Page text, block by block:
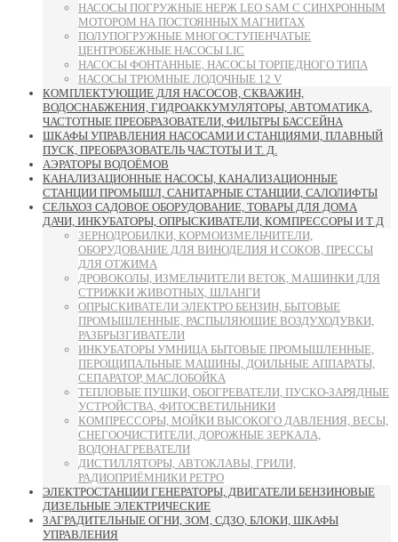
НАСОСЫ ПОГРУЖНЫЕ НЕРЖ LEO SAM С СИНХРОННЫМ
МОТОРОМ НА ПОСТОЯННЫХ МАГНИТАХ
ПОЛУПОГРУЖНЫЕ МНОГОСТУПЕНЧАТЫЕ
ЦЕНТРОБЕЖНЫЕ НАСОСЫ LIC
НАСОСЫ ФОНТАННЫЕ, НАСОСЫ ТОРПЕДНОГО ТИПА
НАСОСЫ ТРЮМНЫЕ ЛОДОЧНЫЕ 12 V
КОМПЛЕКТУЮЩИЕ ДЛЯ НАСОСОВ, СКВАЖИН,
ВОДОСНАБЖЕНИЯ, ГИДРОАККУМУЛЯТОРЫ, АВТОМАТИКА,
ЧАСТОТНЫЕ ПРЕОБРАЗОВАТЕЛИ, ФИЛЬТРЫ БАССЕЙНА
ШКАФЫ УПРАВЛЕНИЯ НАСОСАМИ И СТАНЦИЯМИ, ПЛАВНЫЙ
ПУСК, ПРЕОБРАЗОВАТЕЛЬ ЧАСТОТЫ И Т. Д.
АЭРАТОРЫ ВОДОЁМОВ
КАНАЛИЗАЦИОННЫЕ НАСОСЫ, КАНАЛИЗАЦИОННЫЕ
СТАНЦИИ ПРОМЫШЛ, САНИТАРНЫЕ СТАНЦИИ, САЛОЛИФТЫ
СЕЛЬХОЗ САДОВОЕ ОБОРУДОВАНИЕ, ТОВАРЫ ДЛЯ ДОМА
ДАЧИ, ИНКУБАТОРЫ, ОПРЫСКИВАТЕЛИ, КОМПРЕССОРЫ И Т Д
ЗЕРНОДРОБИЛКИ, КОРМОИЗМЕЛЬЧИТЕЛИ,
ОБОРУДОВАНИЕ ДЛЯ ВИНОДЕЛИЯ И СОКОВ, ПРЕССЫ
ДЛЯ ОТЖИМА
ДРОВОКОЛЫ, ИЗМЕЛЬЧИТЕЛИ ВЕТОК, МАШИНКИ ДЛЯ
СТРИЖКИ ЖИВОТНЫХ, ШЛАНГИ
ОПРЫСКИВАТЕЛИ ЭЛЕКТРО БЕНЗИН, БЫТОВЫЕ
ПРОМЫШЛЕННЫЕ, РАСПЫЛЯЮЩИЕ ВОЗДУХОДУВКИ,
РАЗБРЫЗГИВАТЕЛИ
ИНКУБАТОРЫ УМНИЦА БЫТОВЫЕ ПРОМЫШЛЕННЫЕ,
ПЕРОЩИПАЛЬНЫЕ МАШИНЫ, ДОИЛЬНЫЕ АППАРАТЫ,
СЕПАРАТОР, МАСЛОБОЙКА
ТЕПЛОВЫЕ ПУШКИ, ОБОГРЕВАТЕЛИ, ПУСКО-ЗАРЯДНЫЕ
УСТРОЙСТВА, ФИТОСВЕТИЛЬНИКИ
КОМПРЕССОРЫ, МОЙКИ ВЫСОКОГО ДАВЛЕНИЯ, ВЕСЫ,
СНЕГООЧИСТИТЕЛИ, ДОРОЖНЫЕ ЗЕРКАЛА,
ВОДОНАГРЕВАТЕЛИ
ДИСТИЛЛЯТОРЫ, АВТОКЛАВЫ, ГРИЛИ,
РАДИОПРИЁМНИКИ РЕТРО
ЭЛЕКТРОСТАНЦИИ ГЕНЕРАТОРЫ, ДВИГАТЕЛИ БЕНЗИНОВЫЕ
ДИЗЕЛЬНЫЕ ЭЛЕКТРИЧЕСКИЕ
ЗАГРАДИТЕЛЬНЫЕ ОГНИ, ЗОМ, СДЗО, БЛОКИ, ШКАФЫ
УПРАВЛЕНИЯ